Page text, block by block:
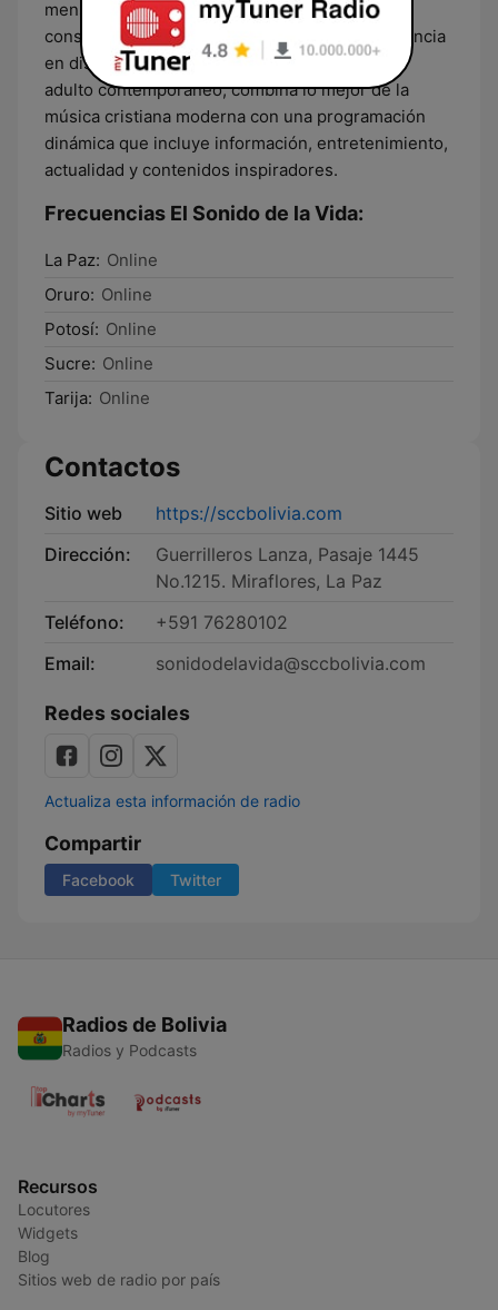
mensaje de esperanza, fe y valores que se ha
consolidado como una red de radios con presencia
en distintas ciudades del país. Con un formato
adulto contemporáneo, combina lo mejor de la
música cristiana moderna con una programación
dinámica que incluye información, entretenimiento,
actualidad y contenidos inspiradores.
Frecuencias El Sonido de la Vida:
La Paz: Online
Oruro: Online
Potosí: Online
Sucre: Online
Tarija: Online
Contactos
Sitio web
https://sccbolivia.com
Dirección:
Guerrilleros Lanza, Pasaje 1445
No.1215. Miraflores, La Paz
Teléfono:
+591 76280102
Email:
sonidodelavida@sccbolivia.com
Redes sociales
Actualiza esta información de radio
Compartir
Facebook Twitter
Radios de Bolivia
Radios y Podcasts
Recursos
Locutores
Widgets
Blog
Sitios web de radio por país